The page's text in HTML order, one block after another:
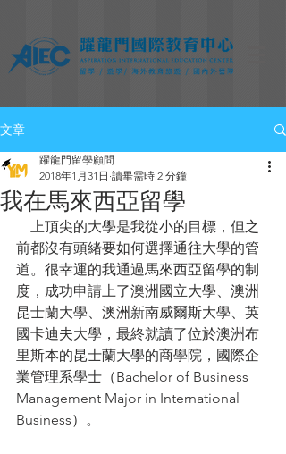
文章
我在馬來西亞留學
躍龍門留學顧問
2018年1月31日 讀畢需時 2 分鐘
前都沒有頭緒要如何選擇通往大學的管
道。很幸運的我通過馬來西亞留學的制
度，成功申請上了澳洲國立大學、澳洲
昆士蘭大學、澳洲新南威爾斯大學、英
國卡迪夫大學，最終就讀了位於澳洲布
里斯本的昆士蘭大學的商學院，國際企
業管理系學士（Bachelor of Business
Management Major in International
Business）。